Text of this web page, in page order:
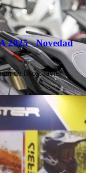
2025 - Novedad
de fotos: Javier